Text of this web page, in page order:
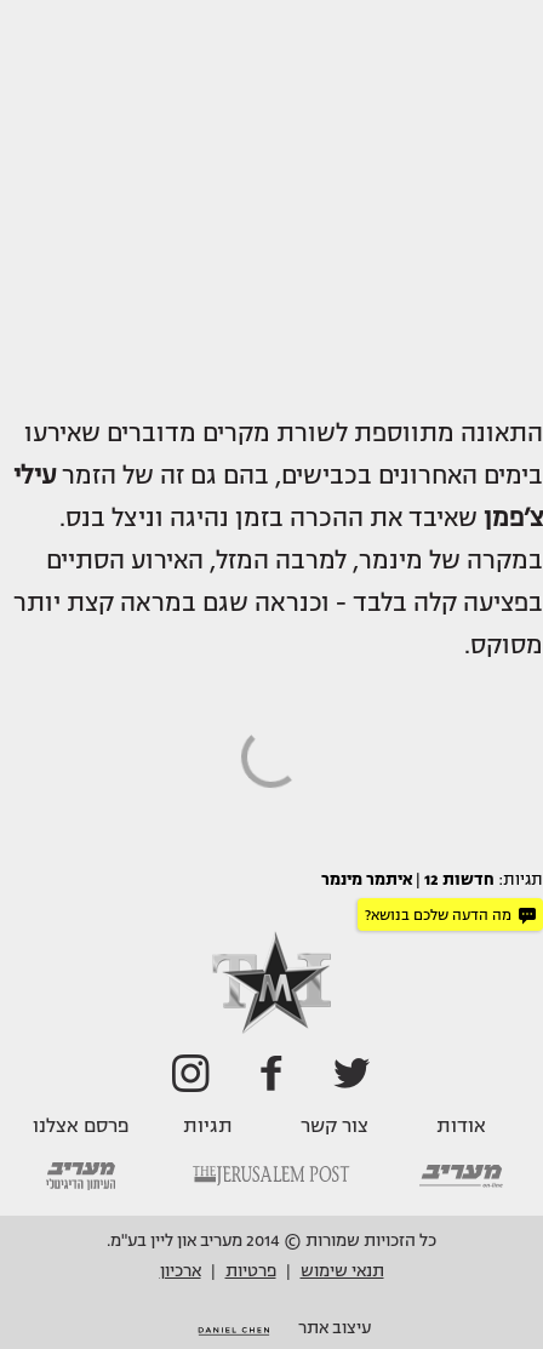
התאונה מתווספת לשורת מקרים מדוברים שאירעו
בימים האחרונים בכבישים, בהם גם זה של הזמרעילי
צ’פמן שאיבד את ההכרה בזמן נהיגה וניצל בנס.
במקרה של מינמר, למרבה המזל, האירוע הסתיים
בפציעה קלה בלבד - וכנראה שגם במראה קצת יותר
מסוקס.
תגיות: חדשות 12 איתמר מינמר
מה הדעה שלכם בנושא?
אודות צור קשר תגיות פרסם אצלנו
כל הזכויות שמורות © 2014 מעריב און ליין בע"מ.
תנאי שימוש
פרטיות ארכיון
עיצוב אתר